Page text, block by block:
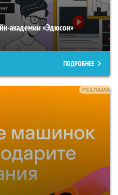
академии «Эдюсон»
ПОДРОБНЕЕ